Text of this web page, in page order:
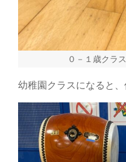
０－１歳クラ
幼稚園クラスになると、